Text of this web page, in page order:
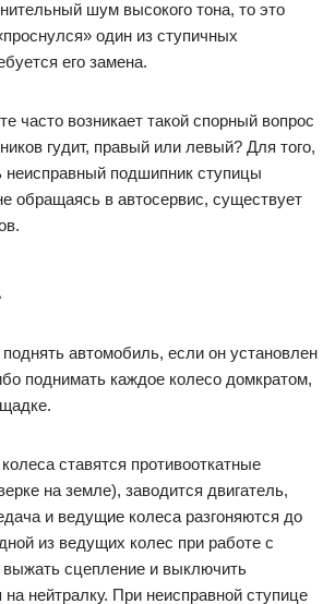
шум высокого тона, то это
один из ступичных
его замена.
часто возникает такой спорный вопрос
гудит, правый или левый? Для того,
неисправный подшипник ступицы
обращаясь в автосервис, существует
автомобиль, если он установлен
поднимать каждое колесо домкратом,
ставятся противооткатные
на земле), заводится двигатель,
и ведущие колеса разгоняются до
из ведущих колес при работе с
сцепление и выключить
на нейтралку. При неисправной ступице